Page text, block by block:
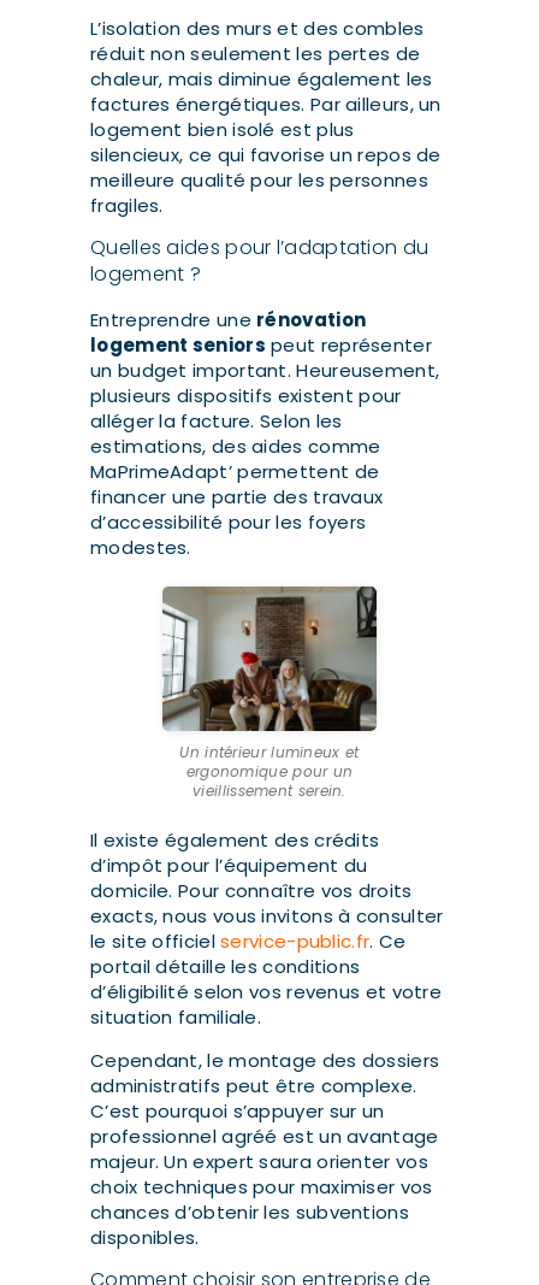
L’isolation des murs et des combles
réduit non seulement les pertes de
chaleur, mais diminue également les
factures énergétiques. Par ailleurs, un
logement bien isolé est plus
silencieux, ce qui favorise un repos de
meilleure qualité pour les personnes
fragiles.
Quelles aides pour l’adaptation du
logement ?
Entreprendre une rénovation
logement seniors peut représenter
un budget important. Heureusement,
plusieurs dispositifs existent pour
alléger la facture. Selon les
estimations, des aides comme
MaPrimeAdapt’ permettent de
financer une partie des travaux
d’accessibilité pour les foyers
modestes.
Un intérieur lumineux et
ergonomique pour un
vieillissement serein.
Il existe également des crédits
d’impôt pour l’équipement du
domicile. Pour connaître vos droits
exacts, nous vous invitons à consulter
le site officielservice-public.fr. Ce
portail détaille les conditions
d’éligibilité selon vos revenus et votre
situation familiale.
Cependant, le montage des dossiers
administratifs peut être complexe.
C’est pourquoi s’appuyer sur un
professionnel agréé est un avantage
majeur. Un expert saura orienter vos
choix techniques pour maximiser vos
chances d’obtenir les subventions
disponibles.
Comment choisir son entreprise de